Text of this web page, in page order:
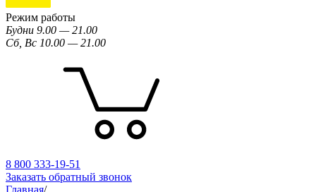
Режим работы
Будни 9.00 — 21.00
Сб, Вс 10.00 — 21.00
8 800 333-19-51
Заказать обратный звонок
Главная/